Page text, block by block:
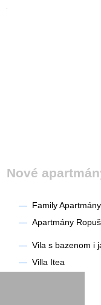
Nové
— Family
— Apartmány Ropuš
— Vila s bazenom i
— Villa Itea